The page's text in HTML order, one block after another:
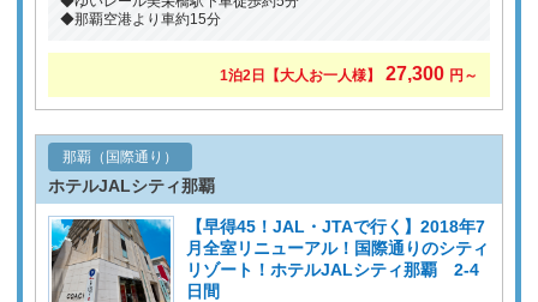
◆那覇空港より車約15分
1泊2日 【大人お一人様】 27,300 円～
那覇（国際通り）
ホテルJALシティ那覇
【早得45！JAL・JTAで行く】2018年7
月全室リニューアル！国際通りのシティ
リゾート！ホテルJALシティ那覇 2-4
日間